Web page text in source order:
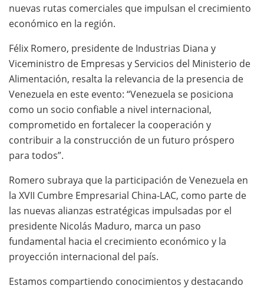
nuevas rutas comerciales que impulsan el crecimiento
económico en la región.
Félix Romero, presidente de Industrias Diana y
Viceministro de Empresas y Servicios del Ministerio de
Alimentación, resalta la relevancia de la presencia de
Venezuela en este evento: “Venezuela se posiciona
como un socio confiable a nivel internacional,
comprometido en fortalecer la cooperación y
contribuir a la construcción de un futuro próspero
para todos”.
Romero subraya que la participación de Venezuela en
la XVII Cumbre Empresarial China-LAC, como parte de
las nuevas alianzas estratégicas impulsadas por el
presidente Nicolás Maduro, marca un paso
fundamental hacia el crecimiento económico y la
proyección internacional del país.
Estamos compartiendo conocimientos y destacando